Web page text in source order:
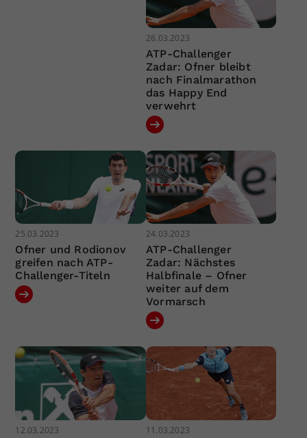
26.03.2023
ATP-Challenger
Zadar: Ofner bleibt
nach Finalmarathon
das Happy End
verwehrt
25.03.2023
Ofner und Rodionov
greifen nach ATP-
Challenger-Titeln
24.03.2023
ATP-Challenger
Zadar: Nächstes
Halbfinale – Ofner
weiter auf dem
Vormarsch
12.03.2023 11.03.2023